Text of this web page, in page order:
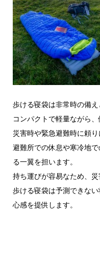
歩ける寝袋は非常時の備え
コンパクトで軽量ながら
災害時や緊急避難時に頼り
避難所での休息や寒冷地
る一翼を担います。
持ち運びが容易なため、災
歩ける寝袋は予測できな
心感を提供します。